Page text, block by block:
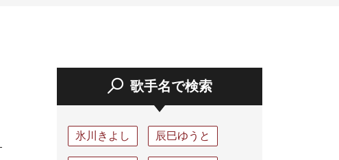
歌手名で検索
氷川きよし 辰巳ゆうと